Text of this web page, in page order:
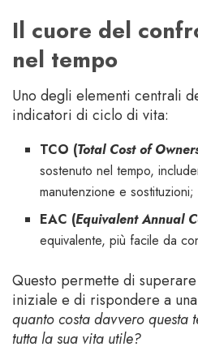
Il cuore del
nel tempo
Uno degli elementi centrali
indicatori di ciclo di vita:
TCO (Total Cost of
sostenuto nel tempo,
manutenzione e sostituzioni;
EAC (Equivalent Annual
equivalente, più facile da
Questo permette di
iniziale e di rispondere a
quanto costa davvero
tutta la sua vita utile?